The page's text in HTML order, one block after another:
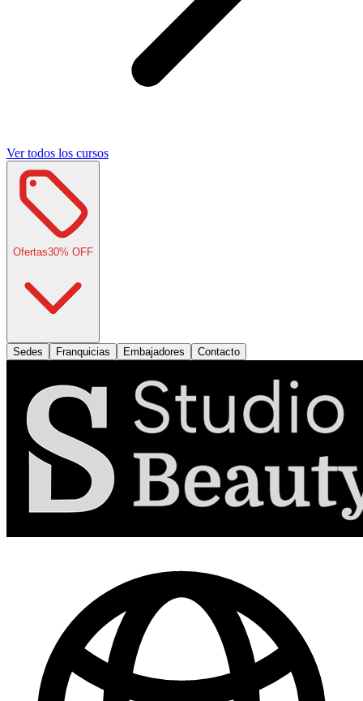
Ver todos los cursos
Ofertas30% OFF
Marketing de Contenido para Redes Sociales
$ 44.800 $ 64.000
Sedes Franquicias Embajadores Contacto